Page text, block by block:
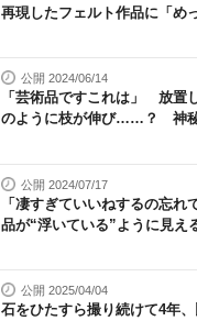
再現したフェルト作品に「め
公開 2024/06/14
「芸術品ですこれは」 放置
のように枝が伸び……？ 神
公開 2024/07/17
「凄すぎていいねするの忘
品が“浮いている”ように見え
公開 2025/04/04
石をひたすら撮り続けて4年